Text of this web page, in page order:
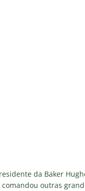
da Baker
outras